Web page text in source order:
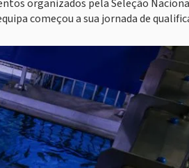
organizados pela Seleção
começou a sua jornada de